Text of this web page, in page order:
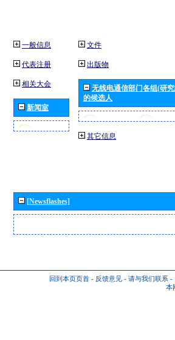
一般信息
代表注册
相关大会
新闻室
文件
出版物
无线电通信部门各组(研
的候选人
其它信息
[Newsflashes]
回到本页页首 - 反馈意见 - 请与我们联系 -
本